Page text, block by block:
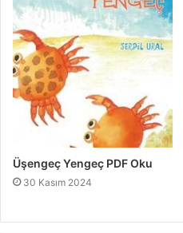
Üşengeç Yengeç PDF Oku
30 Kasım 2024